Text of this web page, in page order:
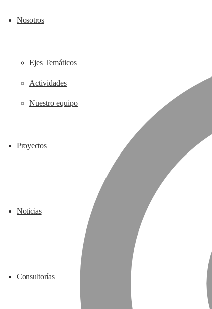
Nosotros
Ejes Temáticos
Actividades
Nuestro equipo
Proyectos
Noticias
Consultorías